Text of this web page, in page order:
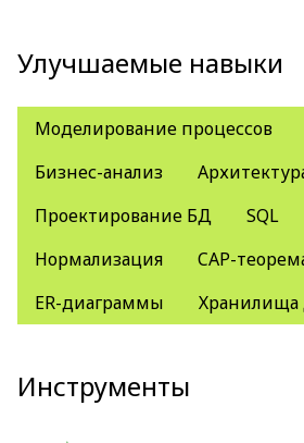
Улучшаемые навыки
Моделирование процессов
Бизнес-анализ
Проектирование БД
SQL
Нормализация
CAP-
ER-диаграммы
Инструменты